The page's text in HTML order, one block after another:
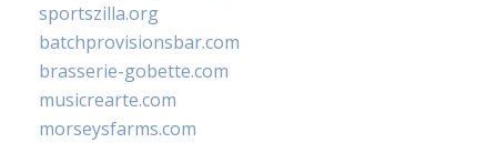
sportszilla.org
batchprovisionsbar.com
brasserie-gobette.com
musicrearte.com
morseysfarms.com